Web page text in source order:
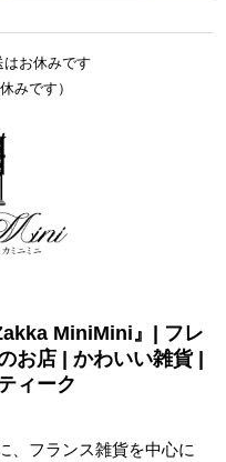
お休みです
みです）
MiniMini』| フレ
お店 | かわいい雑貨 |
ィーク
、フランス雑貨を中心に